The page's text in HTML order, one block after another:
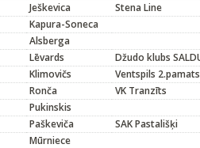
Ješkevica
Stena Line
Kapura-Soneca
Alsberga
Lēvards
Džudo klubs
Klimovičs
Ventspils
Ronča
VK Tranzīts
Pukinskis
Paškeviča
SAK Pastališķi
Mūrniece